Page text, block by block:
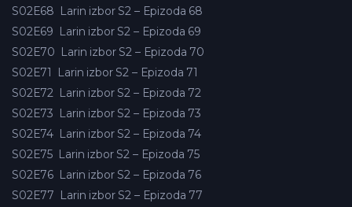
S02E68 Larin izbor S2 – Epizoda 68
S02E69 Larin izbor S2 – Epizoda 69
S02E70 Larin izbor S2 – Epizoda 70
S02E71
Larin izbor S2 – Epizoda 71
S02E72 Larin izbor S2 – Epizoda 72
S02E73 Larin izbor S2 – Epizoda 73
S02E74 Larin izbor S2 – Epizoda 74
S02E75 Larin izbor S2 – Epizoda 75
S02E76 Larin izbor S2 – Epizoda 76
S02E77 Larin izbor S2 – Epizoda 77